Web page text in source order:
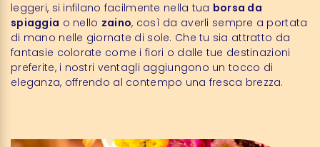
leggeri, si infilano facilmente nella tua borsa da
spiaggia o nello zaino, così da averli sempre a portata
di mano nelle giornate di sole. Che tu sia attratto da
fantasie colorate come i fiori o dalle tue destinazioni
preferite, i nostri ventagli aggiungono un tocco di
eleganza, offrendo al contempo una fresca brezza.